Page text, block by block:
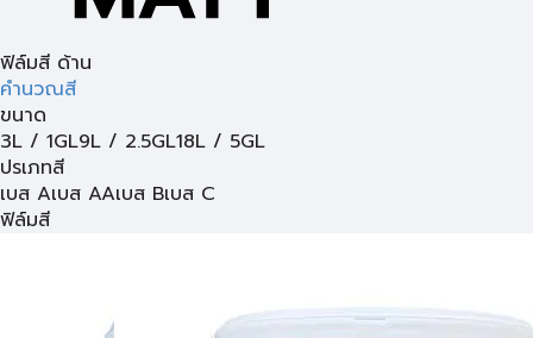
ฟิล์มสี ด้าน
คำนวณสี
ขนาด
3L / 1GL9L / 2.5GL18L / 5GL
ปรเภทสี
เบส Aเบส AAเบส Bเบส C
ฟิล์มสี